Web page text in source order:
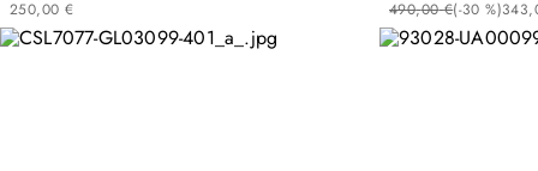
250,00 € 490,00 €(-30 %)343,